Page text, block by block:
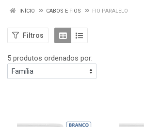
INÍCIO CABOS E FIOS FIO PARALELO
Filtros
5 produtos ordenados por: